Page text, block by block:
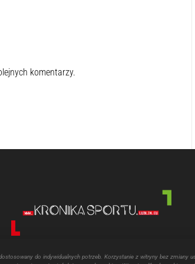
komentarzy.
do indywidualnych potrzeb. Korzystanie z witryny bez zmiany